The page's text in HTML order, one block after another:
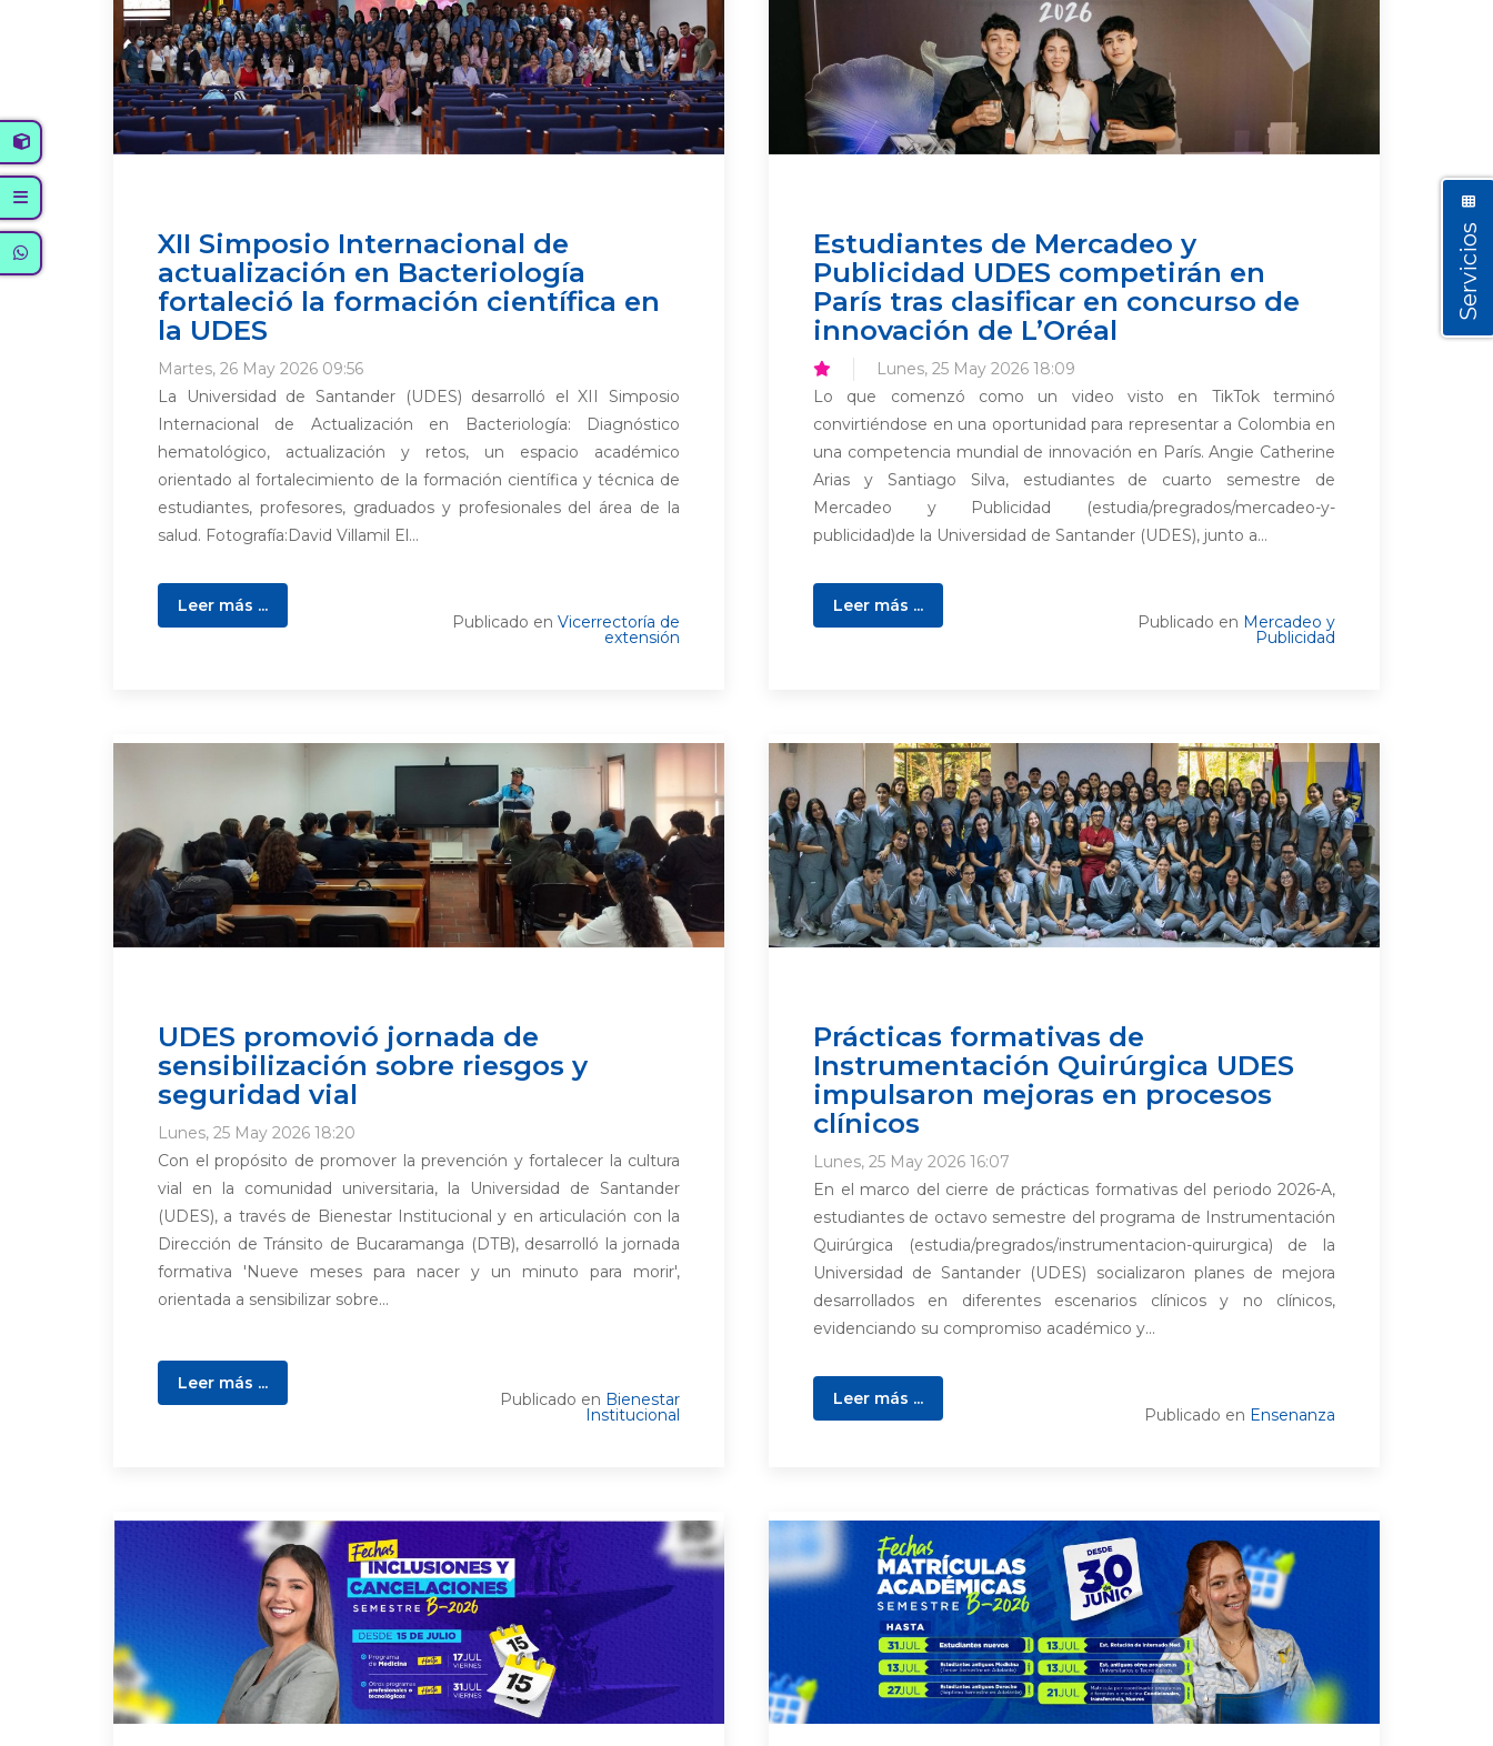
XII Simposio Internacional de
actualización en Bacteriología
fortaleció la formación científica en
la UDES
Martes, 26 May 2026 09:56
La Universidad de Santander (UDES) desarrolló el XII Simposio
Internacional de Actualización en Bacteriología: Diagnóstico
hematológico, actualización y retos, un espacio académico
orientado al fortalecimiento de la formación científica y técnica de
estudiantes, profesores, graduados y profesionales del área de la
salud. Fotografía:David Villamil El...
Leer más ...
Publicado en Vicerrectoría de
extensión
Estudiantes de Mercadeo y
Publicidad UDES competirán en
París tras clasificar en concurso de
innovación de L’Oréal
Lunes, 25 May 2026 18:09
Lo que comenzó como un video visto en TikTok terminó
convirtiéndose en una oportunidad para representar a Colombia en
una competencia mundial de innovación en París. Angie Catherine
Arias y Santiago Silva, estudiantes de cuarto semestre de
Mercadeo y Publicidad (estudia/pregrados/mercadeo-y-
publicidad)de la Universidad de Santander (UDES), junto a...
Leer más ...
Publicado en Mercadeo y
Publicidad
UDES promovió jornada de
sensibilización sobre riesgos y
seguridad vial
Lunes, 25 May 2026 18:20
Con el propósito de promover la prevención y fortalecer la cultura
vial en la comunidad universitaria, la Universidad de Santander
(UDES), a través de Bienestar Institucional y en articulación con la
Dirección de Tránsito de Bucaramanga (DTB), desarrolló la jornada
formativa 'Nueve meses para nacer y un minuto para morir',
orientada a sensibilizar sobre...
Leer más ...
Publicado en Bienestar
Institucional
Prácticas formativas de
Instrumentación Quirúrgica UDES
impulsaron mejoras en procesos
clínicos
Lunes, 25 May 2026 16:07
En el marco del cierre de prácticas formativas del periodo 2026-A,
estudiantes de octavo semestre del programa de Instrumentación
Quirúrgica (estudia/pregrados/instrumentacion-quirurgica) de la
Universidad de Santander (UDES) socializaron planes de mejora
desarrollados en diferentes escenarios clínicos y no clínicos,
evidenciando su compromiso académico y...
Leer más ...
Publicado en Ensenanza
Servicios